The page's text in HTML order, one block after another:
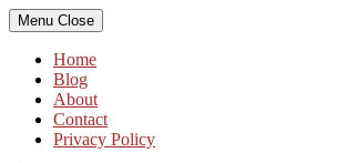
Skip
to
content
Menu Close
Home
Blog
About
Contact
Privacy Policy